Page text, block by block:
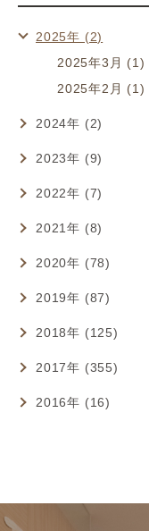
2025年 (2)
2025年3月 (1)
2025年2月 (1)
2024年 (2)
2023年 (9)
2022年 (7)
2021年 (8)
2020年 (78)
2019年 (87)
2018年 (125)
2017年 (355)
2016年 (16)